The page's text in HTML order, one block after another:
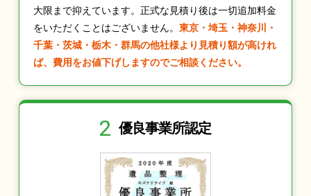
大限まで抑えています。正式な見積り後は一切追加料金
をいただくことはございません。 東京・埼玉・神奈川・
千葉・茨城・栃木・群馬の他社様より見積り額が高けれ
ば、費用をお値下げしますのでご相談ください。
2 優良事業所認定